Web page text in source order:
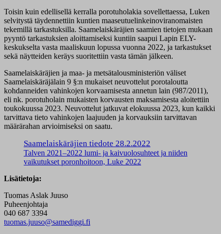
Toisin kuin edellisellä kerralla porotuholakia sovellettaessa, Luken
selvitystä täydennettiin kuntien maaseutuelinkeinoviranomaisten
tekemillä tarkastuksilla. Saamelaiskäräjien saamien tietojen mukaan
pyyntö tarkastuksien aloittamiseksi kuntiin saapui Lapin ELY-
keskukselta vasta maaliskuun lopussa vuonna 2022, ja tarkastukset
sekä näytteiden keräys suoritettiin vasta tämän jälkeen.
Saamelaiskäräjien ja maa- ja metsätalousministeriön väliset
Saamelaiskäräjälain 9 §:n mukaiset neuvottelut porotaloutta
kohdanneiden vahinkojen korvaamisesta annetun lain (987/2011),
eli nk. porotuholain mukaisten korvausten maksamisesta aloitettiin
toukokuussa 2023. Neuvottelut jatkuvat elokuussa 2023, kun kaikki
tarvittava tieto vahinkojen laajuuden ja korvauksiin tarvittavan
määrärahan arvioimiseksi on saatu.
Saamelaiskäräjien tiedote 28.2.2022
Talven 2021–2022 lumi- ja kaivuolosuhteet ja niiden
vaikutukset poronhoitoon, Luke 2022
Lisätietoja:
Tuomas Aslak Juuso
Puheenjohtaja
040 687 3394
tuomas.juuso@samediggi.fi